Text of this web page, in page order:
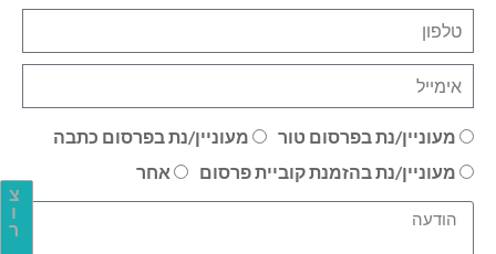
צ
ו
ר
מעוניין/נת בפרסום טור
מעוניין/נת בפרסום כתבה
מעוניין/נת בהזמנת קוביית פרסום
אחר